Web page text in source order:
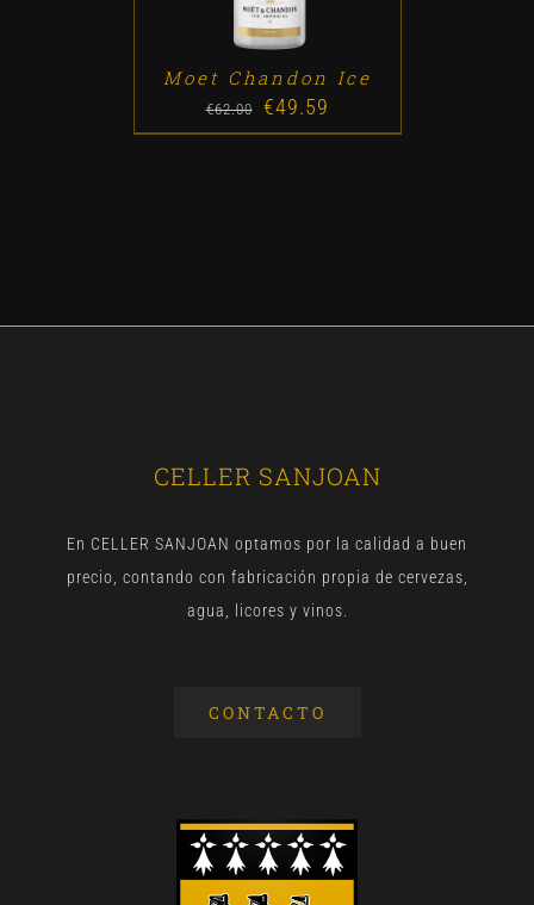
Moet Chandon Ice
€62.00
Original
price
€49.59
price
CELLER SANJOAN
En CELLER SANJOAN optamos por la calidad a buen
precio, contando con fabricación propia de cervezas,
agua, licores y vinos.
CONTACTO